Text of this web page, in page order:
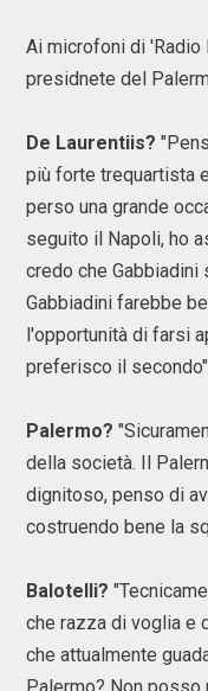
Ai microfoni di
presidnete del
De Laurentiis?
più forte trequartista
perso una grande
seguito il Napoli, ho
credo che Gabbiadini
Gabbiadini farebbe
l'opportunità di farsi
preferisco il
Palermo?
della società. Il
dignitoso, penso di
costruendo bene la
Balotelli?
che razza di voglia e
che attualmente